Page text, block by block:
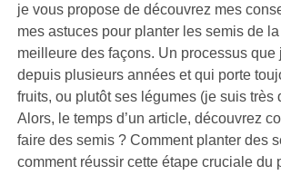
je vous propose de découvrez mes
mes astuces pour planter les semis de la
meilleure des façons. Un processus que
depuis plusieurs années et qui porte
fruits, ou plutôt ses légumes (je suis très
Alors, le temps d’un article, découvrez
faire des semis ? Comment planter des
comment réussir cette étape cruciale du